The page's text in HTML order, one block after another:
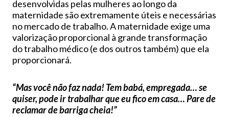
desenvolvidas pelas mulheres ao longo da
maternidade são extremamente úteis e necessárias
no mercado de trabalho. A maternidade exige uma
valorização proporcional à grande transformação
do trabalho médico (e dos outros também) que ela
proporcionará.
“Mas você não faz nada! Tem babá, empregada… se
quiser, pode ir trabalhar que eu fico em casa… Pare de
reclamar de barriga cheia!”